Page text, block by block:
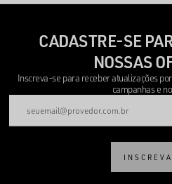
CADASTRE-SE
NOSSAS
Inscreva-se para receber atualizações
campanhas e